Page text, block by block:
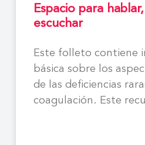
Espacio para
escuchar
Este folleto contiene
básica sobre los
de las deficiencias
coagulación. Este